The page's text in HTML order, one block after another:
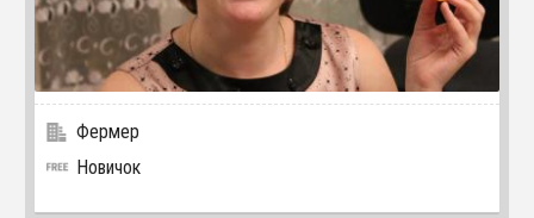
Фермер
Новичок